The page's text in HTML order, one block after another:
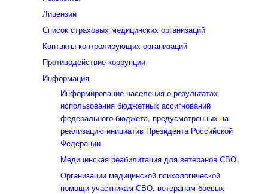
Лицензии
Список страховых медицинских организаций
Контакты контролирующих организаций
Противодействие коррупции
Информация
Информирование населения о результатах
использования бюджетных ассигнований
федерального бюджета, предусмотренных на
реализацию инициатив Президента Российской
Федерации
Медицинская реабилитация для ветеранов СВО.
Организации медицинской психологической
помощи участникам СВО, ветеранам боевых